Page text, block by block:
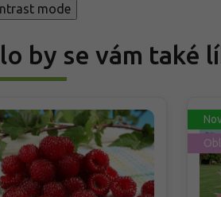
mode
by se vám také